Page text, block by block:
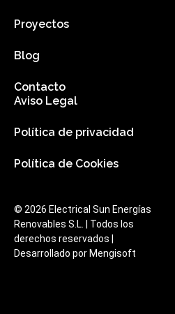
Proyectos
Blog
Contacto
Aviso Legal
Política de privacidad
Política de Cookies
© 2026 Electrical Sun Energías
Renovables S.L. | Todos los
derechos reservados |
Desarrollado por Mengisoft